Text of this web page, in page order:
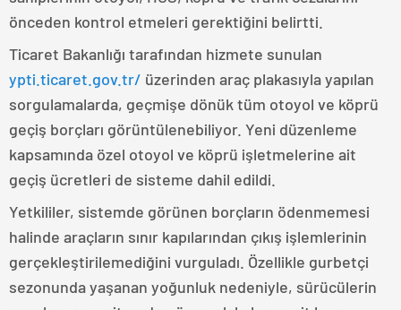
önceden kontrol etmeleri gerektiğini belirtti.
Ticaret Bakanlığı tarafından hizmete sunulan
ypti.ticaret.gov.tr/ üzerinden araç plakasıyla yapılan
sorgulamalarda, geçmişe dönük tüm otoyol ve köprü
geçiş borçları görüntülenebiliyor. Yeni düzenleme
kapsamında özel otoyol ve köprü işletmelerine ait
geçiş ücretleri de sisteme dahil edildi.
Yetkililer, sistemde görünen borçların ödenmemesi
halinde araçların sınır kapılarından çıkış işlemlerinin
gerçekleştirilemediğini vurguladı. Özellikle gurbetçi
sezonunda yaşanan yoğunluk nedeniyle, sürücülerin